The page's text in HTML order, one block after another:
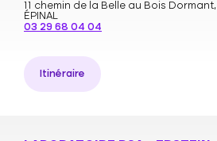
11 chemin de la Belle au Bois Dormant,
ÉPINAL
03 29 68 04 04
Itinéraire